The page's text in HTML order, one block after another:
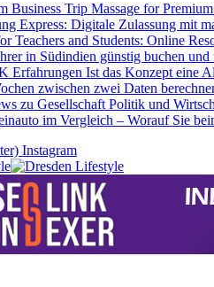
Business Trip Massage for
Express: Digitale Zulassung mit
Teachers and Students: Online
in Südindien günstig buchen und
Erfahrungen Ist das Konzept eine
zwischen zwei Daten
zu Gesellschaft Politik und
im Vergleich – Worauf Sie
Instagram